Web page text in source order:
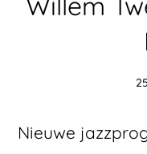
Nieuwe